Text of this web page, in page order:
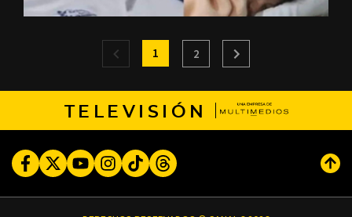
1 2
TELEVISIÓN
FacebookTwitterYoutubeInstagram
TikTokThreads